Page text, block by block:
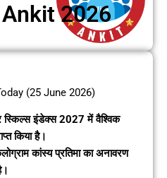
2026
(25 June 2026)
स्किल्स इंडेक्स 2027 में वैश्विक
किया है।
कांस्य प्रतिमा का अनावरण